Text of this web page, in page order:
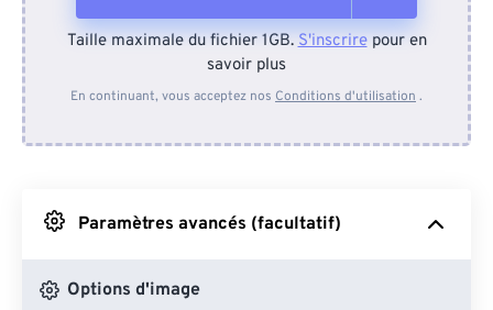
Depuis l'appareil
Depuis Google Drive
Depuis OneDrive
Taille maximale du fichier 1GB.S'inscrirepour en
savoir plus
En continuant, vous acceptez nos Conditions d'utilisation .
Paramètres avancés (facultatif)
Options d'image